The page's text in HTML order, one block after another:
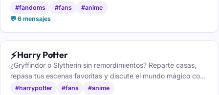
y conoce a tu gente.
#fandoms #fans
#anime
💬 6 mensajes
⚡Harry Potter
¿Gryffindor o Slytherin sin remordimientos? Reparte casas,
repasa tus escenas favoritas y discute el mundo mágico con
otros potterheads de pura cepa.
#harrypotter #fans
#anime